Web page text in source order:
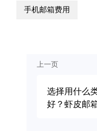
手机邮箱费用
上一页
选择用什么
好？虾皮邮